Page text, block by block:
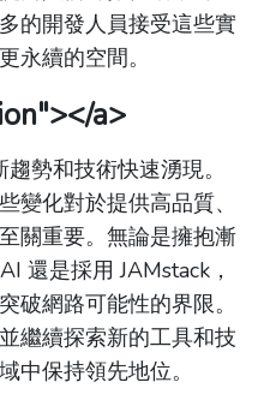
的開發人員接受這些實
永續的空間。
a>
勢和技術快速湧現。
變化對於提供高品質、
關重要。無論是擁抱漸
還是採用 JAMstack，
破網路可能性的界限。
繼續探索新的工具和技
中保持領先地位。